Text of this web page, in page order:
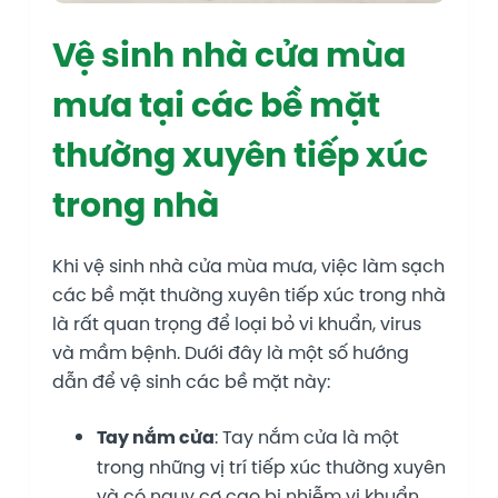
Vệ sinh nhà cửa mùa
mưa tại các bề mặt
thường xuyên tiếp xúc
trong nhà
Khi vệ sinh nhà cửa mùa mưa, việc làm sạch
các bề mặt thường xuyên tiếp xúc trong nhà
là rất quan trọng để loại bỏ vi khuẩn, virus
và mầm bệnh. Dưới đây là một số hướng
dẫn để vệ sinh các bề mặt này:
Tay nắm cửa: Tay nắm cửa là một
trong những vị trí tiếp xúc thường xuyên